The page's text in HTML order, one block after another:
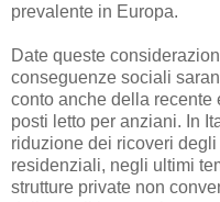
prevalente in Europa.
Date queste
conseguenze sociali
conto anche della recente
posti letto per anziani. In
riduzione dei ricoveri
residenziali, negli ultimi
strutture private non